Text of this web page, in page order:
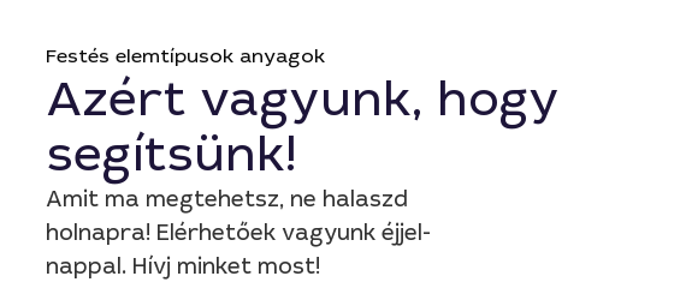
Festés elemtípusok anyagok
Azért vagyunk, hogy
segítsünk!
Amit ma megtehetsz, ne halaszd
holnapra! Elérhetőek vagyunk éjjel-
nappal. Hívj minket most!